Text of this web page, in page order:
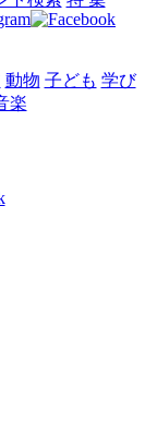
動物 子ども 学び
楽